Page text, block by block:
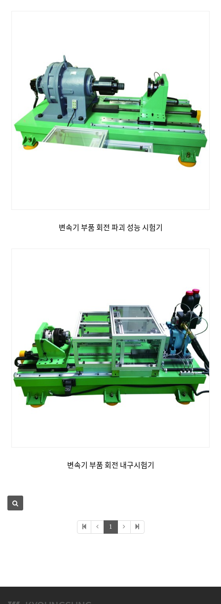
변속기 부품 회전 파괴 성능 시험기
변속기 부품 회전 내구시험기
1